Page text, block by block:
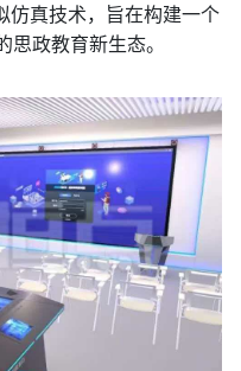
仿真技术，旨在构建一个
思政教育新生态。